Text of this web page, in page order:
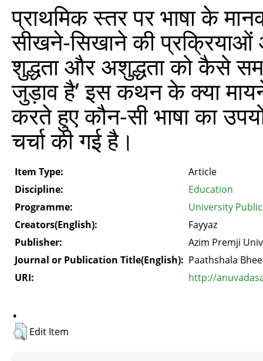
प्राथमिक स्तर पर भाषा के
सीखने-सिखाने की प्रक्रियाओं
शुद्धता और अशुद्धता को कैसे
जुड़ाव है’ इस कथन के क्या
करते हुए कौन-सी भाषा का
चर्चा की गई है।
Item Type:
Article
Discipline:
Education
Programme:
University
Creators(English):
Fayyaz
Publisher:
Azim Premji
Journal or Publication Title(English): Paathshala
URI:
http://
.
Edit Item